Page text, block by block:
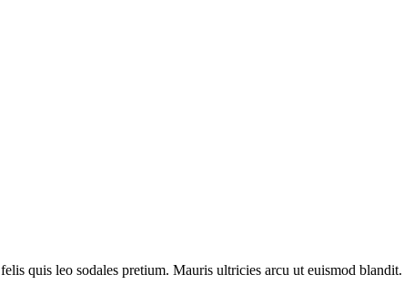
quis leo sodales pretium. Mauris ultricies arcu ut euismod blandit.